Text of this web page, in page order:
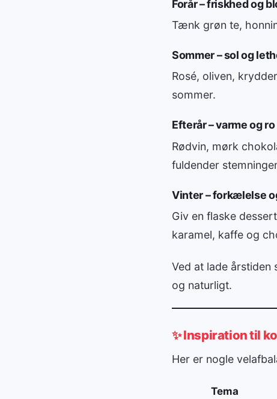
Forår – friskhed og
Tænk grøn te,
Sommer – sol og
Rosé, oliven,
sommer.
Efterår – varme og ro
Rødvin, mørk
fuldender
Vinter – forkælelse
Giv en flaske
karamel, kaffe og
Ved at lade
og naturligt.
✨ Inspiration til
Her er nogle
Tema